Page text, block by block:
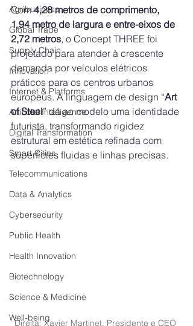
Agribusiness
Global Trade
Supply Chain
Innovation
Internet & Platforms
Artificial Intelligence
Digital Transformation
Smart Cities
Telecommunications
Data & Analytics
Cybersecurity
Public Health
Health Innovation
Biotechnology
Science & Medicine
Well-being
Com 4,28 metros de comprimento,
1,94 metro de largura e entre-eixos de
2,72 metros, o Concept THREE foi
projetado para atender à crescente
demanda por veículos elétricos
práticos para os centros urbanos
europeus. A linguagem de design “Art
of Steel” dá ao modelo uma identidade
futurista, transformando rigidez
estrutural em estética refinada com
superfícies fluidas e linhas precisas.
Direita: Xavier Martinet, Presidente e CEO